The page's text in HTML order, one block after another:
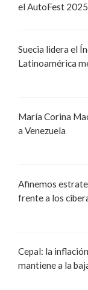
el AutoFest 2025
Suecia lidera el
Latinoamérica
María Corina
a Venezuela
Afinemos
frente a los
Cepal: la
mantiene a la